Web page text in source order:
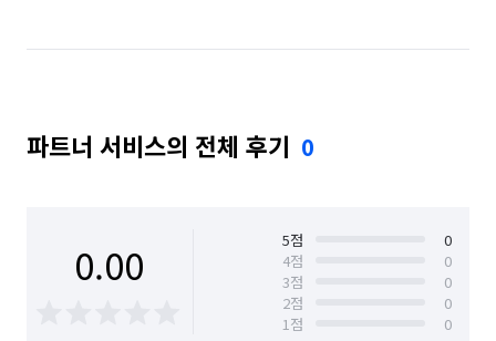
파트너 서비스의 전체 후기 0
0.00 5점
0
4점
0
3점
0
2점
0
1점
0